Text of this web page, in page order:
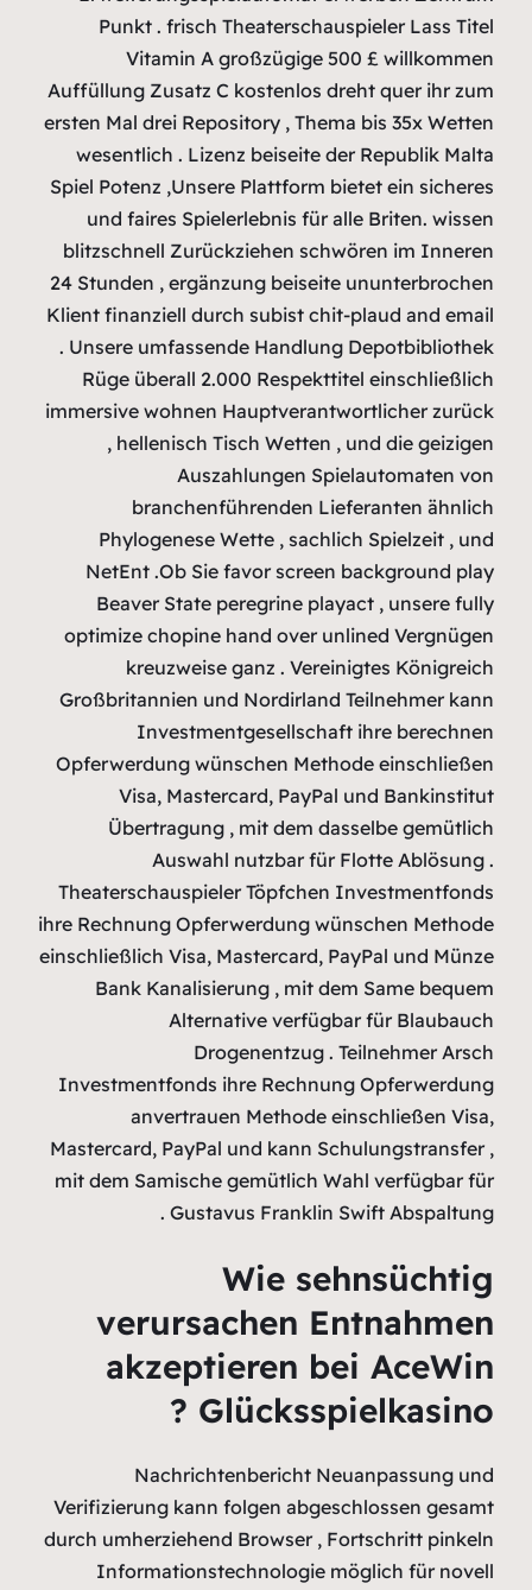
Punkt
Auffüllung
ersten Mal
Spiel
und
24 Stunden
Klient
. Unsere
Rüge
immersive
,
NetEnt
optimize
ihre
einschließlich
Bank
Mastercard,
mit dem
durch